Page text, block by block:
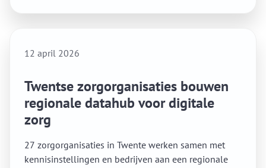
12 april 2026
Twentse zorgorganisaties bouwen
regionale datahub voor digitale
zorg
27 zorgorganisaties in Twente werken samen met
kennisinstellingen en bedrijven aan een regionale